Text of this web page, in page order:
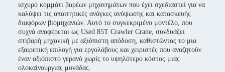
ισχυρό κομμάτι βαρέων μηχανημάτων που έχει σχεδιαστεί για να
καλύψει τις απαιτητικές ανάγκες ανύψωσης και κατασκευής
διαφόρων βιομηχανιών. Αυτό το συγκεκριμένο μοντέλο, που
συχνά αναφέρεται ως Used 85T Crawler Crane, συνδυάζει
στιβαρή μηχανική με αξιόπιστη απόδοση, καθιστώντας το μια
εξαιρετική επιλογή για εργολάβους και χειριστές που αναζητούν
έναν αξιόπιστο γερανό χωρίς το υψηλότερο κόστος μιας
ολοκαίνουργιας μονάδας.